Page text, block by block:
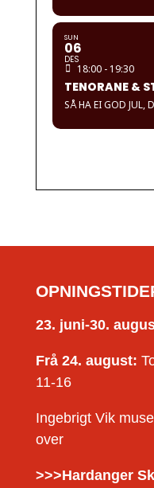
SUN
06
DES
18:00 - 19:30
TENORANE &
SÅ HA EI GOD JUL,
23. juni-30.
Frå 24. august:
11-16
Ingebrigt Vik
over
>>>Hardanger